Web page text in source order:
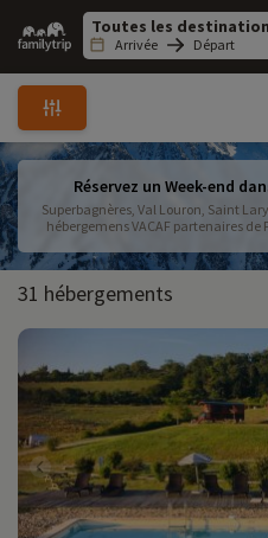
Family
trip
Arrivée Départ
Réservez un Week-end
Superbagnères, Val Louron, Saint
hébergemens VACAF partenaires
31 hébergements